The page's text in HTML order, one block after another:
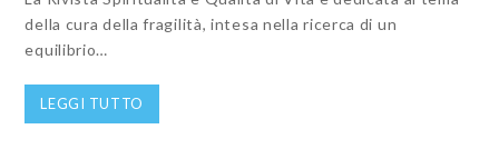
della cura della fragilità, intesa nella ricerca di un
equilibrio…
LEGGI TUTTO